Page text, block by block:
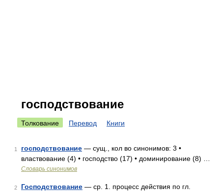
господствование
Толкование Перевод Книги
1 господствование — сущ., кол во синонимов: 3 •
властвование (4) • господство (17) • доминирование (8) …
Словарь синонимов
2 Господствование — ср. 1. процесс действия по гл.